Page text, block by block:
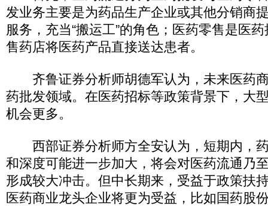
发业务主要是为药品生产企业或其他分销商
服务，充当“搬运工”的角色；医药零售是医
售药店将医药产品直接送达患者。
齐鲁证券分析师胡德军认为，未来医药
药批发领域。在医药招标等政策背景下，大
机会更多。
西部证券分析师方全安认为，短期内，
和深度可能进一步加大，将会对医药流通乃
形成较大冲击。但中长期来，受益于政策扶
医药商业龙头企业将更为受益，比如国药股